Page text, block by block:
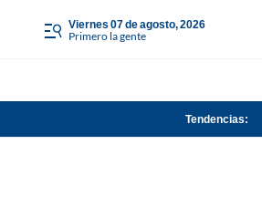
viernes 07 de agosto, 2026
Primero la gente
Tendencias: